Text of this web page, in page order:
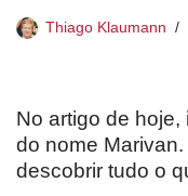
Thiago Klaumann
No artigo de
do nome
descobrir tudo o